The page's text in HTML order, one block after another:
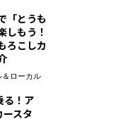
「とうも
しもう！
ろこしカ
＆ローカル
る！ア
ースタ